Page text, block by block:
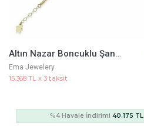
Melek Kanadı Şahmeran
Ema Jewelery
11.526 TL x 3 taksit
%4 Havale İndirimi 30.132 TL